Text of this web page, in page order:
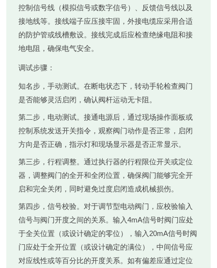
控制信号线（模拟信号或数字信号）、反馈信号线以及
接地线等。接线端子应压接牢固，外接电缆应采用合适
的防护管或线槽敷设。接线完成后应检查绝缘电阻和接
地电阻，确保电气安全。
调试步骤 ：
知名步，手动测试。在断电状态下，转动手轮检查阀门
是否能够灵活启闭，确认阀杆运动无卡阻。
第二步，电动测试。接通电源后，通过现场操作面板或
控制系统发送开关指令，观察阀门动作是否正常，启闭
方向是否正确，指示灯和现场显示器是否正常显示。
第三步，行程调整。通过执行器的行程限位开关或定位
器，调整阀门的全开和全闭位置，确保阀门能够完全开
启和完全关闭，同时避免过度启闭造成机械损伤。
第四步，信号校验。对于调节型电动阀门，应校验输入
信号与阀门开度之间的关系。输入4mA信号时阀门应处
于全关位置（或设计确定的零位），输入20mA信号时阀
门应处于全开位置（或设计确定的满位），中间信号应
对应线性或等百分比的开度关系。如有偏差应通过定位